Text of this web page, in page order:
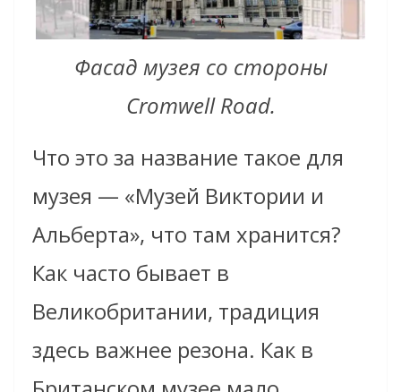
Фасад музея со стороны
Cromwell Road.
Что это за название такое для
музея — «Музей Виктории и
Альберта», что там хранится?
Как часто бывает в
Великобритании, традиция
здесь важнее резона. Как в